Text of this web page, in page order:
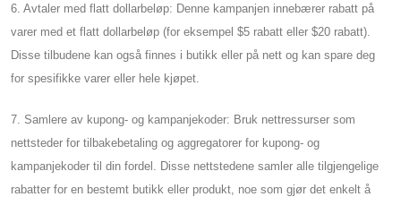
6. Avtaler med flatt dollarbeløp: Denne kampanjen innebærer rabatt på
varer med et flatt dollarbeløp (for eksempel $5 rabatt eller $20 rabatt).
Disse tilbudene kan også finnes i butikk eller på nett og kan spare deg
for spesifikke varer eller hele kjøpet.
7. Samlere av kupong- og kampanjekoder: Bruk nettressurser som
nettsteder for tilbakebetaling og aggregatorer for kupong- og
kampanjekoder til din fordel. Disse nettstedene samler alle tilgjengelige
rabatter for en bestemt butikk eller produkt, noe som gjør det enkelt å